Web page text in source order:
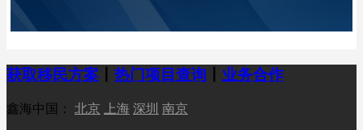
获取移民方案 热门项目查询 业务合作
鑫海中国： 北京 上海 深圳 南京